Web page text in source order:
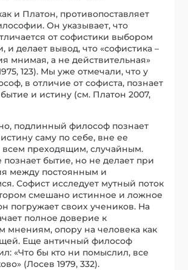
и Платон, противопоставляет
Он указывает, что
от софистики выбором
и делает вывод, что «софистика –
мнимая, а не действительная»
123). Мы уже отмечали, что у
в отличие от софиста, познает
и истину (см. Платон 2007,
подлинный философ познает
саму по себе, вне ее
преходящим, случайным.
познает бытие, но не делает при
между постоянным и
Софист исследует мутный поток
смешано истинное и ложное
погружает своих учеников. На
полное доверие к
мнениям, опору на человека как
Еще античный философ
«Что бы кто ни помыслил, все
(Лосев 1979, 332).